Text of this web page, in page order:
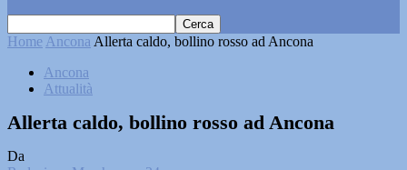
Home Ancona Allerta caldo, bollino rosso ad Ancona
Ancona
Attualità
Allerta caldo, bollino rosso ad Ancona
Da